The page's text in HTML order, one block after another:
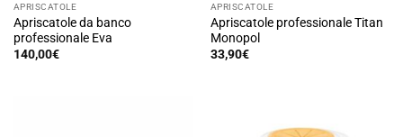
APRISCATOLE
Apriscatole da banco
professionale Eva
140,00€
APRISCATOLE
Apriscatole professionale Titan
Monopol
33,90€